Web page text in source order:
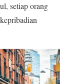
setiap orang